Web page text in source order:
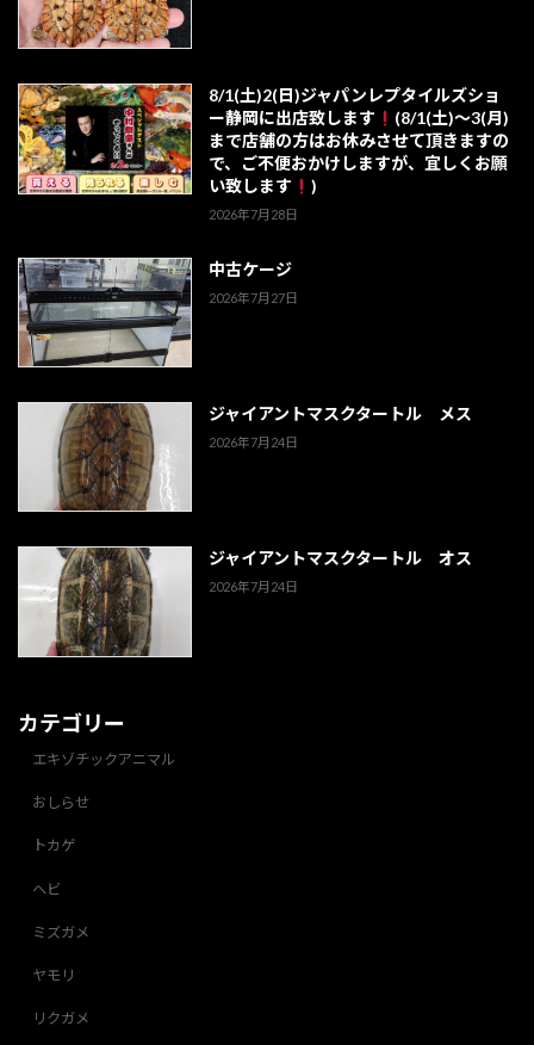
8/1(土)2(日)ジャパンレプタイルズショ
ー静岡に出店致します
(8/1(土)～3(月)
まで店舗の方はお休みさせて頂きますの
で、ご不便おかけしますが、宜しくお願
い致します
)
2026年7月28日
中古ケージ
2026年7月27日
ジャイアントマスクタートル メス
2026年7月24日
ジャイアントマスクタートル オス
2026年7月24日
カテゴリー
エキゾチックアニマル
おしらせ
トカゲ
ヘビ
ミズガメ
ヤモリ
リクガメ